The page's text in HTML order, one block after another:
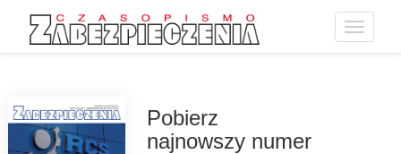
Toggle
Pobierz
najnowszy numer